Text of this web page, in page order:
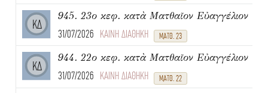
ΚΔ
945. 23ο κεφ. κατὰ Ματθαῖον Εὐαγγέλιον
31/07/2026 ΚΑΙΝΗ ΔΙΑΘΗΚΗ ΜΑΤΘ. 23
ΚΔ
944. 22ο κεφ. κατὰ Ματθαῖον Εὐαγγέλιον
31/07/2026 ΚΑΙΝΗ ΔΙΑΘΗΚΗ ΜΑΤΘ. 22